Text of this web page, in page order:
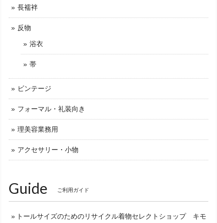
長襦袢
反物
浴衣
帯
ビンテージ
フォーマル・礼装向き
理美容業務用
アクセサリー・小物
Guide ご利用ガイド
トールサイズのためのリサイクル着物セレクトショップ キモ